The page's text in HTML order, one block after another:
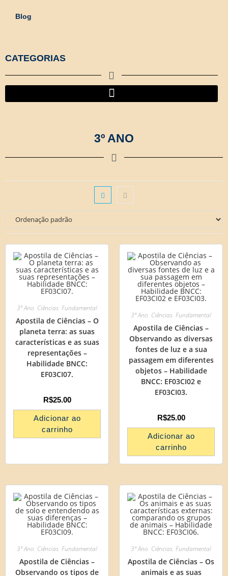
Blog
CATEGORIAS
3º ANO
3º Ano, Ciências, Fundamental
Apostila de Ciências – O
planeta terra: as suas
características e as suas
representações –
Habilidade BNCC:
EF03CI07.
R$25.00
Adicionar ao
carrinho
3º Ano, Ciências, Fundamental
Apostila de Ciências –
Observando as diversas
fontes de luz e a sua
passagem em diferentes
objetos – Habilidade
BNCC: EF03CI02 e
EF03CI03.
R$25.00
Adicionar ao
carrinho
3º Ano, Ciências, Fundamental
Apostila de Ciências –
Observando os tipos de
3º Ano, Ciências, Fundamental
Apostila de Ciências – Os
animais e as suas